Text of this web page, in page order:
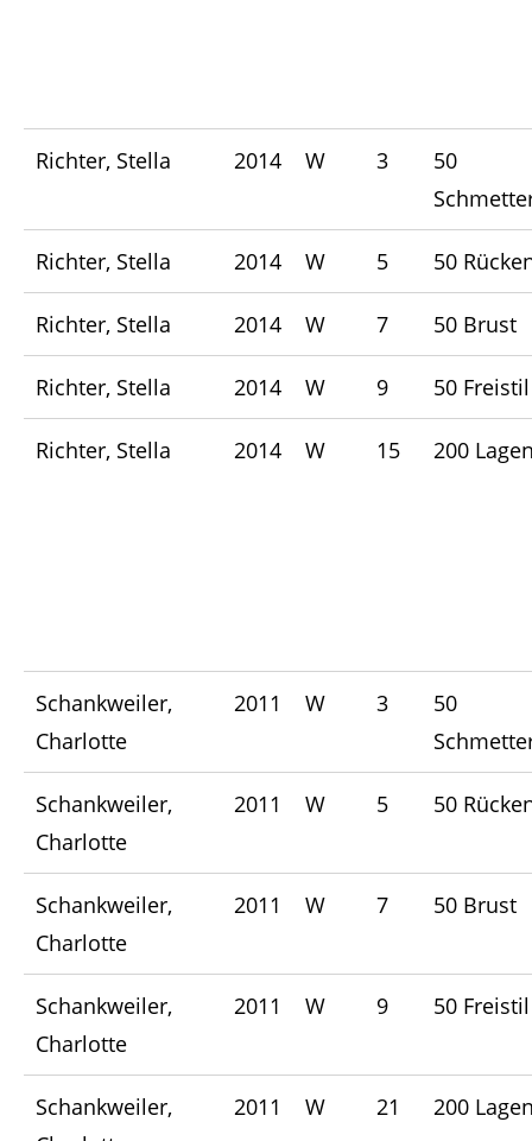
Richter, Stella 2014 W 3
50
Richter, Stella 2014 W 5 50
Richter, Stella 2014 W 7 50 Brust
Richter, Stella 2014 W 9 50 Freistil
Richter, Stella 2014 W 15 200
Schankweiler,
Charlotte
2011 W 3
50
Schankweiler,
Charlotte
2011 W 5 50
Schankweiler,
Charlotte
2011 W 7 50 Brust
Schankweiler,
Charlotte
2011 W 9 50 Freistil
Schankweiler,
2011 W 21 200